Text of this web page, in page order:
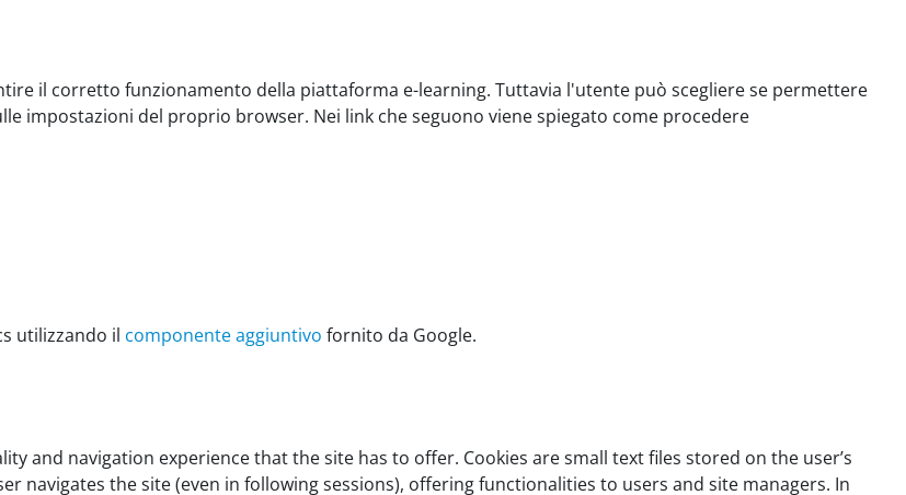
il corretto funzionamento della piattaforma e-learning. Tuttavia l'utente può scegliere se permettere
impostazioni del proprio browser. Nei link che seguono viene spiegato come procedere
utilizzando il componente aggiuntivo fornito da Google.
and navigation experience that the site has to offer. Cookies are small text files stored on the user’s
navigates the site (even in following sessions), offering functionalities to users and site managers. In